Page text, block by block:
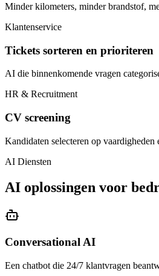
Minder kilometers, minder brandstof,
Klantenservice
Tickets sorteren en prioriteren
AI die binnenkomende vragen
HR & Recruitment
CV screening
Kandidaten selecteren op
AI Diensten
AI oplossingen voor
Conversational AI
Een chatbot die 24/7 klantvragen